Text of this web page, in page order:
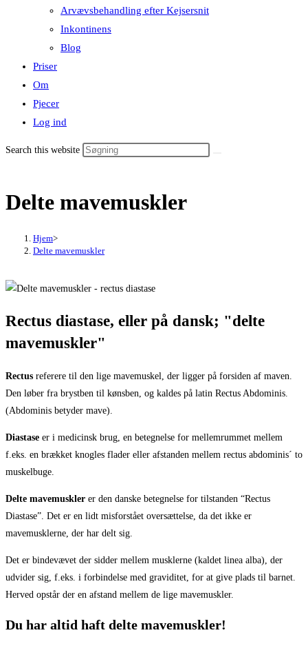
Arvævsbehandling efter Kejsersnit
Inkontinens
Blog
Priser
Om
Pjecer
Log ind
Search this website
Delte mavemuskler
Hjem>
Delte mavemuskler
Rectus diastase, eller på dansk; "delte
mavemuskler"
Rectus referere til den lige mavemuskel, der ligger på forsiden af maven.
Den løber fra brystben til kønsben, og kaldes på latin Rectus Abdominis.
(Abdominis betyder mave).
Diastase er i medicinsk brug, en betegnelse for mellemrummet mellem
f.eks. en brækket knogles flader eller afstanden mellem rectus abdominis´ to
muskelbuge.
Delte mavemuskler er den danske betegnelse for tilstanden “Rectus
Diastase”. Det er en lidt misforstået oversættelse, da det ikke er
mavemusklerne, der har delt sig.
Det er bindevævet der sidder mellem musklerne (kaldet linea alba), der
udvider sig, f.eks. i forbindelse med graviditet, for at give plads til barnet.
Herved opstår der en afstand mellem de lige mavemuskler.
Du har altid haft delte mavemuskler!